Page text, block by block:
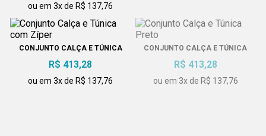
ou em 3x de R$ 137,76
CONJUNTO CALÇA E TÚNICA
R$ 413,28
ou em 3x de R$ 137,76
CONJUNTO CALÇA E TÚNICA
R$ 413,28
ou em 3x de R$ 137,76